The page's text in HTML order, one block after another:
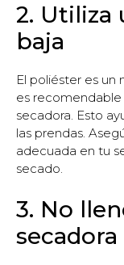
2. Utiliza
baja
El poliéster es un
es recomendable
secadora. Esto
las prendas.
adecuada en tu
secado.
3. No
secadora